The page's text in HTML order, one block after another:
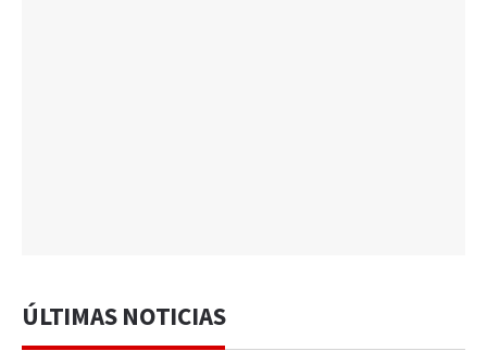
ÚLTIMAS NOTICIAS